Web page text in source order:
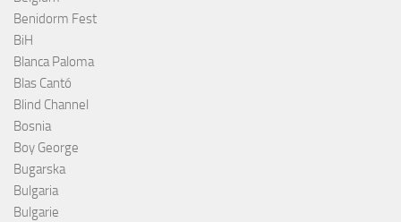
Benidorm Fest
BiH
Blanca Paloma
Blas Cantó
Blind Channel
Bosnia
Boy George
Bugarska
Bulgaria
Bulgarie